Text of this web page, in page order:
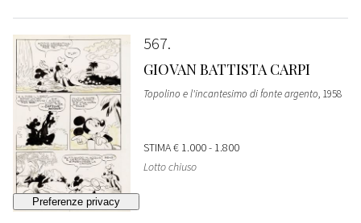
567
GIOVAN BATTISTA CARPI
Topolino e l'incantesimo di fonte argento, 1958
STIMA€ 1.000 - 1.800
Lotto chiuso